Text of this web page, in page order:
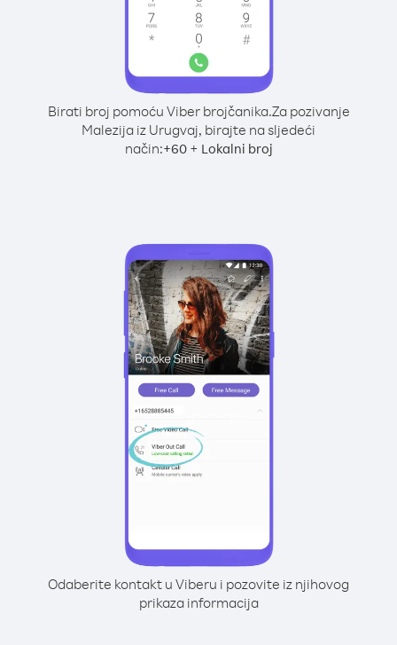
Birati broj pomoću Viber brojčanika.Za pozivanje
Malezija iz Urugvaj, birajte na sljedeći
način:+60+ Lokalni broj
Odaberite kontakt u Viberu i pozovite iz njihovog
prikaza informacija